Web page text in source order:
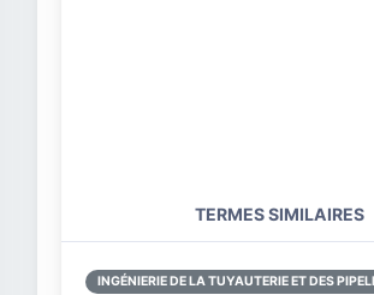
TERMES SIMILAIRES
INGÉNIERIE DE LA TUYAUTERIE ET DES